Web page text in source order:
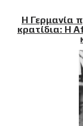
Η Γερμανία
κρατίδια: Η